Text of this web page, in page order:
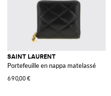
SAINT LAURENT
Portefeuille en nappa matelassé
690,00 €